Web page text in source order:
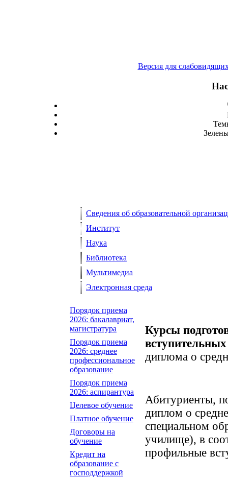
Версия для
Сведения об образовательной
Институт
Наука
Библиотека
Мультимедиа
Электронная среда
Порядок приема
2026: бакалавриат,
магистратура
Порядок приема
2026: среднее
профессиональное
образование
Порядок приема
2026: аспирантура
Целевое обучение
Платное обучение
Договоры на
обучение
Кредит на
образование с
господдержкой
Курсы
диплома о
Абитуриенты,
диплом о
специальном
училище), в
профильные